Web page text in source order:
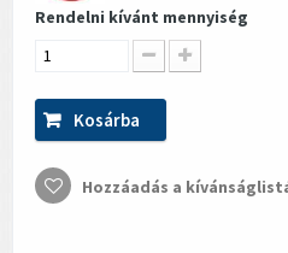
Rendelni kívánt mennyiség
Kosárba
Hozzáadás a